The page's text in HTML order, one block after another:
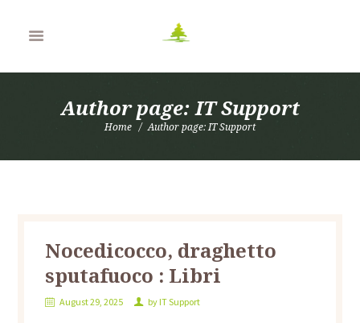
Author page: IT Support
Home Author page: IT Support
Nocedicocco, draghetto
sputafuoco : Libri
August 29, 2025 by IT Support